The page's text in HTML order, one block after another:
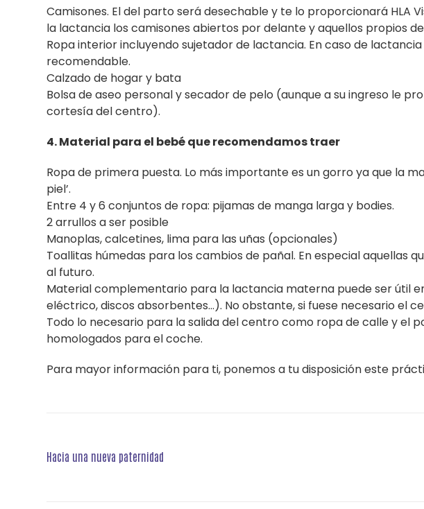
Camisones. El del parto será desechable y te lo proporcionará HLA
la lactancia los camisones abiertos por delante y aquellos propios
Ropa interior incluyendo sujetador de lactancia. En caso de
recomendable.
Calzado de hogar y bata
Bolsa de aseo personal y secador de pelo (aunque a su ingreso le
cortesía del centro).
4. Material para el bebé que recomendamos traer
Ropa de primera puesta. Lo más importante es un gorro ya que la
piel’.
Entre 4 y 6 conjuntos de ropa: pijamas de manga larga y bodies.
2 arrullos a ser posible
Manoplas, calcetines, lima para las uñas (opcionales)
Toallitas húmedas para los cambios de pañal. En especial aquellas
al futuro.
Material complementario para la lactancia materna puede ser útil
eléctrico, discos absorbentes…). No obstante, si fuese necesario el
Todo lo necesario para la salida del centro como ropa de calle y el
homologados para el coche.
Para mayor información para ti, ponemos a tu disposición este
Navegación
Hacia una nueva paternidad